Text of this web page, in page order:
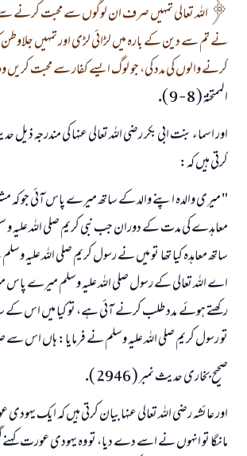
اللہ تعالى تمہيں صرف ان لوگوں سے محبت كرنے
نے تم سے دين كے بارہ ميں لڑائى لڑى اور تمہيں جلاوطن
كرنے والوں كى مدد كى، جو لوگ ايسے كفار سے محبت كريں
الممتحنۃ ( 8 - 9 ).
اور اسماء بنت ابى بكر رضى اللہ تعالى عنہا كى مندرجہ ذيل
كرتى ہيں كہ:
" ميرى والدہ اپنے والد كے ساتھ ميرے پاس آئى جو كہ
معاہدے كى مدت كے دوران جب نبى كريم صلى اللہ
ساتھ معاہدہ كيا تھا ـ تو ميں نے رسول كريم صلى اللہ عليہ
اے اللہ تعالى كے رسول صلى اللہ عليہ وسلم ميرے
ركھتے ہوئے ـ مدد طلب كرنے ـ آئى ہے، تو كيا ميں اس
تو رسول كريم صلى اللہ عليہ وسلم نے فرمايا: ہاں اس سے
صحيح بخارى حديث نمبر ( 2946 ).
اور عائشہ رضى اللہ تعالى عنہا بيان كرتى ہيں كہ ايك
مانگا تو انہوں نے اسے دے ديا، تو وہ يہودى عورت كہنے